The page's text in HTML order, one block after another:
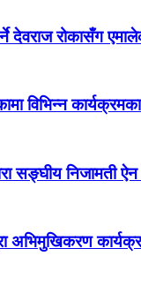
देवराज रोकासँग
विभिन्न
सङ्घीय निजामती ऐन
अभिमुखिकरण